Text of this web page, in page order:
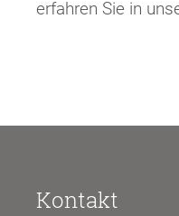
erfahren Sie in
Kontakt